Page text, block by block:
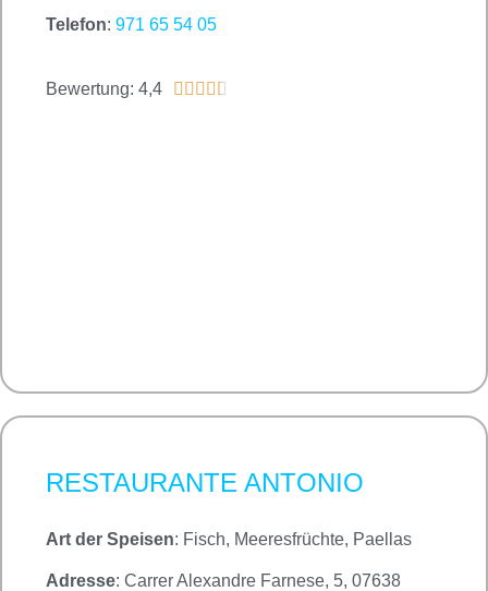
Telefon: 971 65 54 05
Bewertung: 4,4     
RESTAURANTE ANTONIO
Art der Speisen: Fisch, Meeresfrüchte, Paellas
Adresse: Carrer Alexandre Farnese, 5, 07638